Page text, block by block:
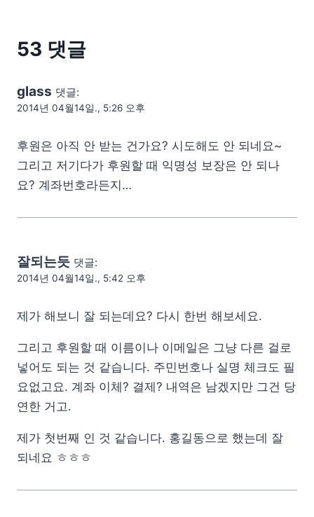
53 댓글
glass 댓글:
2014년 04월14일., 5:26 오후
후원은 아직 안 받는 건가요? 시도해도 안 되네요~
그리고 저기다가 후원할 때 익명성 보장은 안 되나
요? 계좌번호라든지…
잘되는듯 댓글:
2014년 04월14일., 5:42 오후
제가 해보니 잘 되는데요? 다시 한번 해보세요.
그리고 후원할 때 이름이나 이메일은 그냥 다른 걸로
넣어도 되는 것 같습니다. 주민번호나 실명 체크도 필
요없고요. 계좌 이체? 결제? 내역은 남겠지만 그건 당
연한 거고.
제가 첫번째 인 것 같습니다. 홍길동으로 했는데 잘
되네요 ㅎㅎㅎ